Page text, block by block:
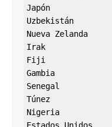
Japón
Uzbekistán
Nueva Zelanda
Irak
Fiji
Gambia
Senegal
Túnez
Nigeria
Estados Unidos